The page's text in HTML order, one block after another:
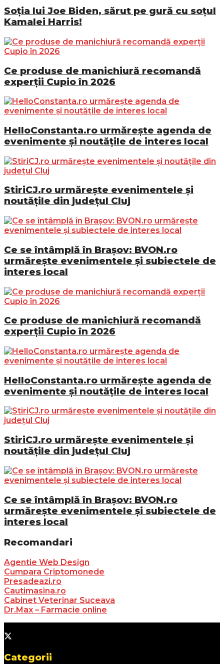
Soția lui Joe Biden, sărut pe gură cu soțul
Kamalei Harris!
Ce produse de manichiură recomandă
experții Cupio în 2026
HelloConstanta.ro urmărește agenda de
evenimente și noutățile de interes local
StiriCJ.ro urmărește evenimentele și
noutățile din județul Cluj
Ce se întâmplă în Brașov: BVON.ro
urmărește evenimentele și subiectele de
interes local
Ce produse de manichiură recomandă
experții Cupio în 2026
HelloConstanta.ro urmărește agenda de
evenimente și noutățile de interes local
StiriCJ.ro urmărește evenimentele și
noutățile din județul Cluj
Ce se întâmplă în Brașov: BVON.ro
urmărește evenimentele și subiectele de
interes local
Recomandari
Agentie Web Design
Cumpara Criptomonede
Presadeazi.ro
Cautimasina.ro
Cabinet Veterinar Suceava
Dr.Max – Farmacie online
Categorii